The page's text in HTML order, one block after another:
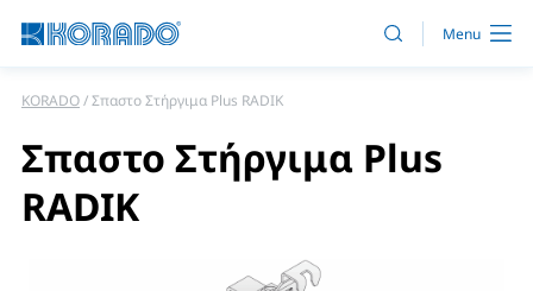
KORADO Σπαστο Στήργιμα Plus RADIK
Σπαστο Στήργιμα Plus
RADIK